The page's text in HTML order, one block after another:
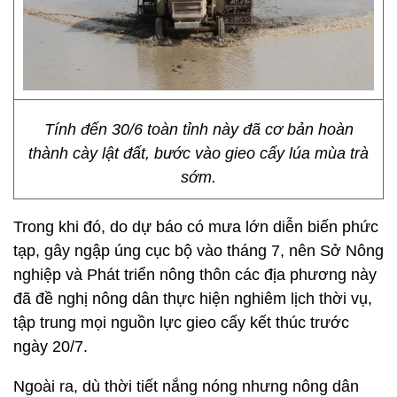
Tính đến 30/6 toàn tỉnh này đã cơ bản hoàn
thành cày lật đất, bước vào gieo cấy lúa mùa trà
sớm.
Trong khi đó, do dự báo có mưa lớn diễn biến phức
tạp, gây ngập úng cục bộ vào tháng 7, nên Sở Nông
nghiệp và Phát triển nông thôn các địa phương này
đã đề nghị nông dân thực hiện nghiêm lịch thời vụ,
tập trung mọi nguồn lực gieo cấy kết thúc trước
ngày 20/7.
Ngoài ra, dù thời tiết nắng nóng nhưng nông dân